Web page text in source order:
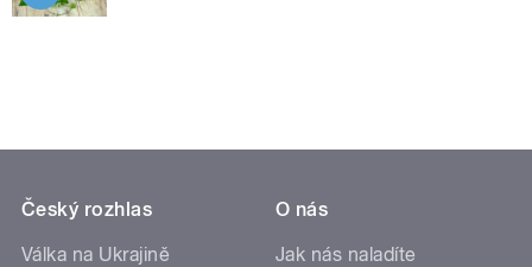
Český rozhlas
Válka na Ukrajině
O nás
Jak nás naladíte